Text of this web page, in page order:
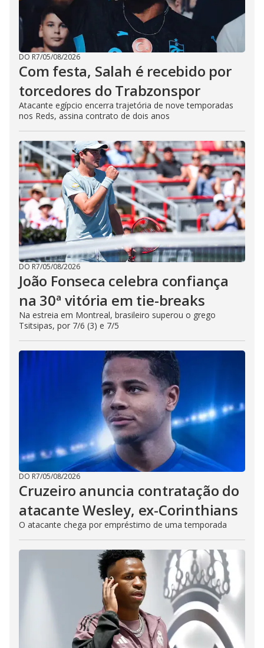
DO R7/05/08/2026
Com festa, Salah é recebido por
torcedores do Trabzonspor
Atacante egípcio encerra trajetória de nove temporadas
nos Reds, assina contrato de dois anos
DO R7/05/08/2026
João Fonseca celebra confiança
na 30ª vitória em tie-breaks
Na estreia em Montreal, brasileiro superou o grego
Tsitsipas, por 7/6 (3) e 7/5
DO R7/05/08/2026
Cruzeiro anuncia contratação do
atacante Wesley, ex-Corinthians
O atacante chega por empréstimo de uma temporada